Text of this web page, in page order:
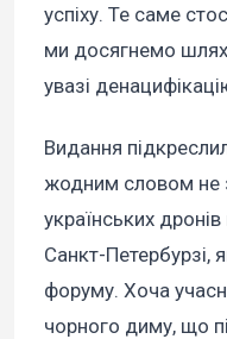
успіху. Те саме
ми досягнемо
увазі
Видання
жодним словом не
українських
Санкт-Петербурзі,
форуму. Хоча
чорного диму, що